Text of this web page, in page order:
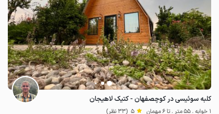
کلبه سوئیسی در کوچصفهان - کتیک لاهیجان
1 خوابه . 55 متر . تا 6 مهمان 5 (33 نظر)